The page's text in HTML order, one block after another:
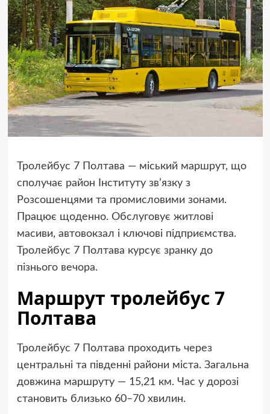
Тролейбус 7 Полтава — міський маршрут, що
сполучає район Інституту зв’язку з
Розсошенцями та промисловими зонами.
Працює щоденно. Обслуговує житлові
масиви, автовокзал і ключові підприємства.
Тролейбус 7 Полтава курсує зранку до
пізнього вечора.
Маршрут тролейбус 7
Полтава
Тролейбус 7 Полтава проходить через
центральні та південні райони міста. Загальна
довжина маршруту — 15,21 км. Час у дорозі
становить близько 60–70 хвилин.